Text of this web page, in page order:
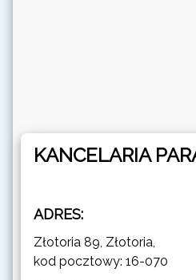
KANCELARIA
ADRES:
Złotoria 89, Złotoria,
kod pocztowy: 16-070